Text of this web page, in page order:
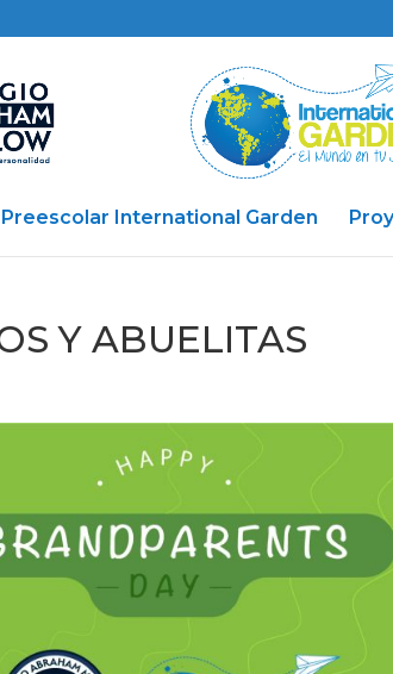
Preescolar International Garden
Y ABUELITAS